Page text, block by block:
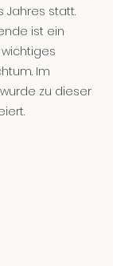
Jahres statt.
ist ein
Im
zu dieser